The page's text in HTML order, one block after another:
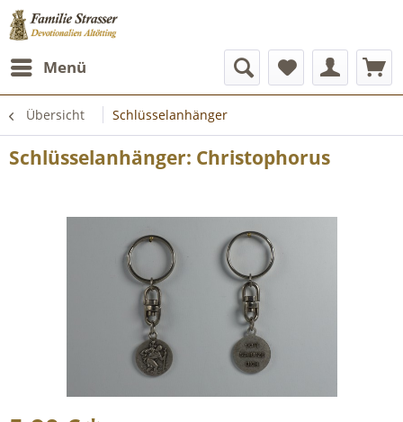
Menü
Übersicht Schlüsselanhänger
Schlüsselanhänger: Christophorus